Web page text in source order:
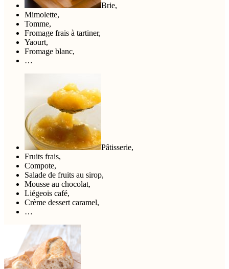
Brie,
Mimolette,
Tomme,
Fromage frais à tartiner,
Yaourt,
Fromage blanc,
…
Pâtisserie,
Fruits frais,
Compote,
Salade de fruits au sirop,
Mousse au chocolat,
Liégeois café,
Crème dessert caramel,
…